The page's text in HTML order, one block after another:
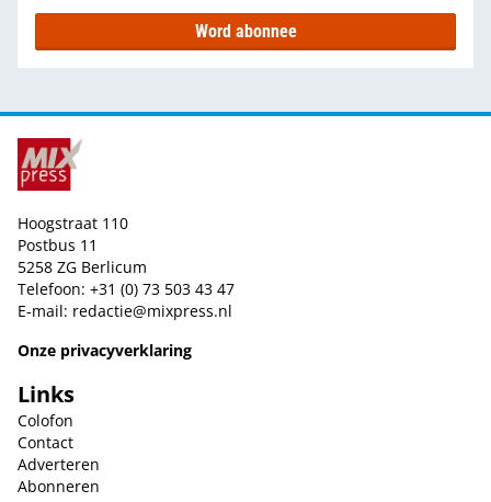
Word abonnee
Hoogstraat 110
Postbus 11
5258 ZG Berlicum
Telefoon: +31 (0) 73 503 43 47
E-mail: redactie@mixpress.nl
Onze privacyverklaring
Links
Colofon
Contact
Adverteren
Abonneren